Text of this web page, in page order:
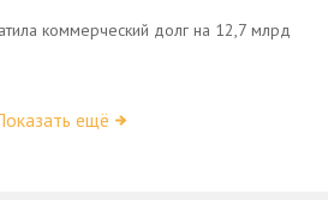
коммерческий долг на 12,7 млрд
ещё